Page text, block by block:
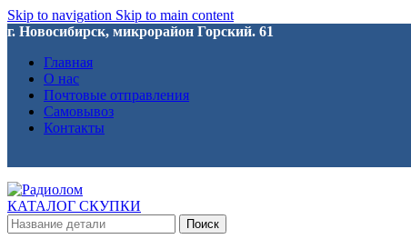
Skip to navigation Skip to main content
г. Новосибирск, микрорайон Горский. 61
Главная
О нас
Почтовые отправления
Самовывоз
Контакты
КАТАЛОГ СКУПКИ
Поиск